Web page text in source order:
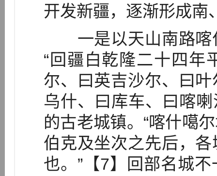
开发新疆，逐渐形成南
一是以天山南路喀
“回疆白乾隆二十四年
尔、曰英吉沙尔、曰
乌什、曰库车、曰喀
的古老城镇。“喀什噶
伯克及坐次之先后，
也。”【7】回部名城